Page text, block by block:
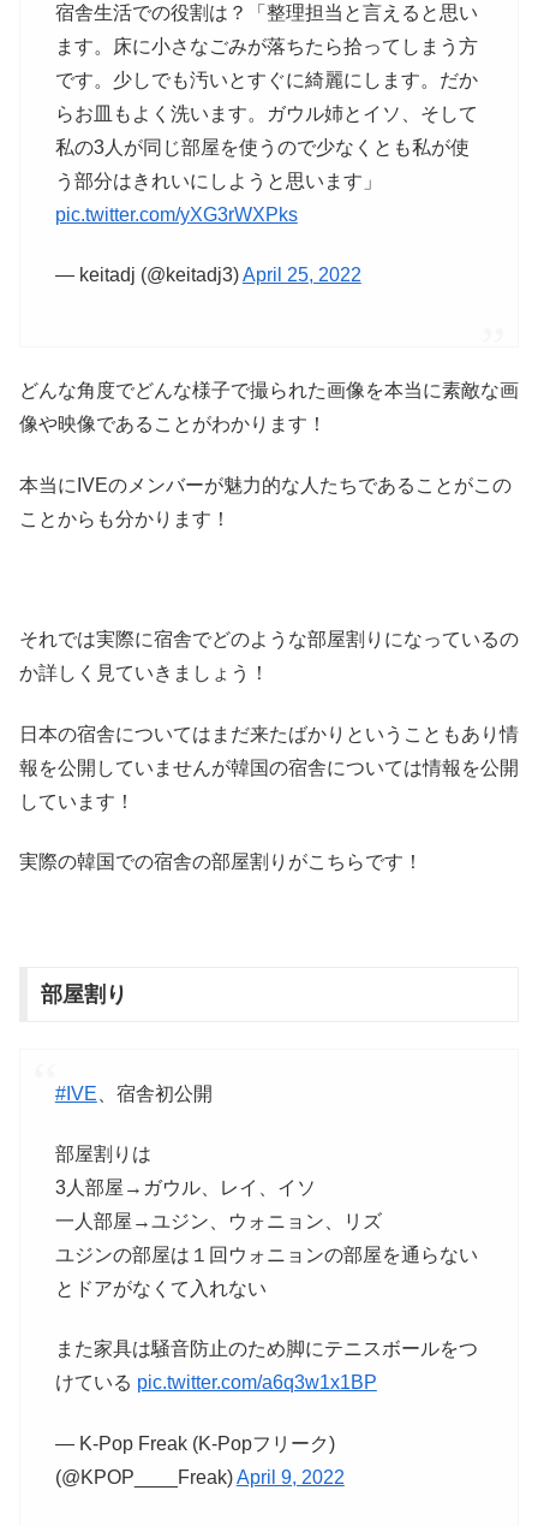
宿舎生活での役割は？「整理担当と言えると思い
ます。床に小さなごみが落ちたら拾ってしまう方
です。少しでも汚いとすぐに綺麗にします。だか
らお皿もよく洗います。ガウル姉とイソ、そして
私の3人が同じ部屋を使うので少なくとも私が使
う部分はきれいにしようと思います」
pic.twitter.com/yXG3rWXPks
— keitadj (@keitadj3)April 25, 2022
どんな角度でどんな様子で撮られた画像を本当に素敵な画
像や映像であることがわかります！
本当にIVEのメンバーが魅力的な人たちであることがこの
ことからも分かります！
それでは実際に宿舎でどのような部屋割りになっているの
か詳しく見ていきましょう！
日本の宿舎についてはまだ来たばかりということもあり情
報を公開していませんが韓国の宿舎については情報を公開
しています！
実際の韓国での宿舎の部屋割りがこちらです！
部屋割り
#IVE 、宿舎初公開
部屋割りは
3人部屋→ガウル、レイ、イソ
一人部屋→ユジン、ウォニョン、リズ
ユジンの部屋は１回ウォニョンの部屋を通らない
とドアがなくて入れない
また家具は騒音防止のため脚にテニスボールをつ
けている pic.twitter.com/a6q3w1x1BP
— K-Pop Freak (K-Popフリーク)
(@KPOP____Freak)April 9, 2022